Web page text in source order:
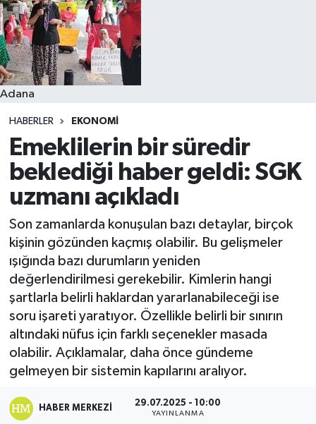
Adana
HABERLER EKONOMI
Emeklilerin bir süredir
beklediği haber geldi: SGK
uzmanı açıkladı
Son zamanlarda konuşulan bazı detaylar, birçok
kişinin gözünden kaçmış olabilir. Bu gelişmeler
ışığında bazı durumların yeniden
değerlendirilmesi gerekebilir. Kimlerin hangi
şartlarla belirli haklardan yararlanabileceği ise
soru işareti yaratıyor. Özellikle belirli bir sınırın
altındaki nüfus için farklı seçenekler masada
olabilir. Açıklamalar, daha önce gündeme
gelmeyen bir sistemin kapılarını aralıyor.
HABER MERKEZI 29.07.2025 - 10:00
YAYINLANMA
Resmi İlanlar